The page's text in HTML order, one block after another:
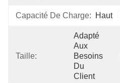
Capacité De Charge: Haut
Taille:
Adapté
Aux
Besoins
Du
Client